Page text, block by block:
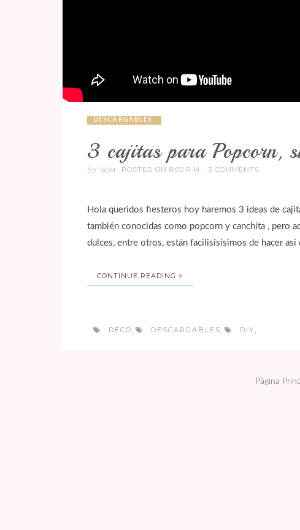
DESCARGABLES
3 cajitas para Popcorn,
BY SGM POSTED ON 8:00 P.M. 3 COMMENTS
Hola queridos fiesteros hoy haremos 3 ideas de
también conocidas como popcorn y canchita , pero
dulces, entre otros, están facilisisisimos de hacer asi
CONTINUE READING >
DECO, DESCARGABLES, DIY,
Página